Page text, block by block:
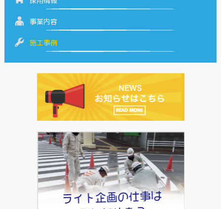
事業内容
施工事例